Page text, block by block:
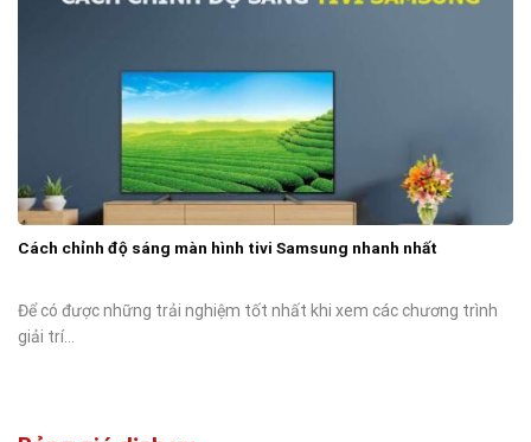
Cách chỉnh độ sáng màn hình tivi Samsung nhanh nhất
Để có được những trải nghiệm tốt nhất khi xem các chương trình
giải trí...